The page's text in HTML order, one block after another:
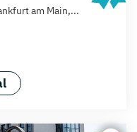
am Main,...